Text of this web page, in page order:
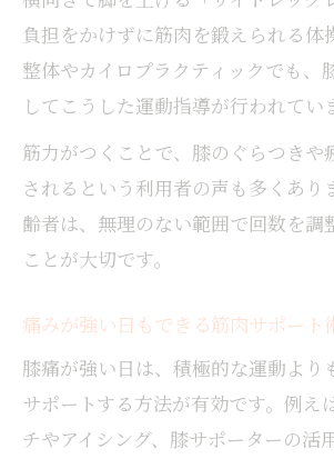
負担をかけずに筋肉を鍛えられる体
整体やカイロプラクティックでも、
してこうした運動指導が行われてい
筋力がつくことで、膝のぐらつきや
されるという利用者の声も多くあり
齢者は、無理のない範囲で回数を調
ことが大切です。
痛みが強い日もできる筋肉サポート
膝痛が強い日は、積極的な運動より
サポートする方法が有効です。例え
チやアイシング、膝サポーターの活